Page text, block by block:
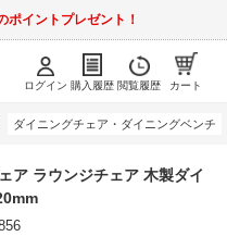
ポイントプレゼント！
ログイン 購入履歴 閲覧履歴 カート
ダイニングチェア・ダイニングベンチ
ア ラウンジチェア 木製ダイ